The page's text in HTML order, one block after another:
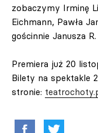
zobaczymy Irminę
Eichmann, Pawła
gościnnie Janusza
Premiera już 20
Bilety na spektakle
stronie: